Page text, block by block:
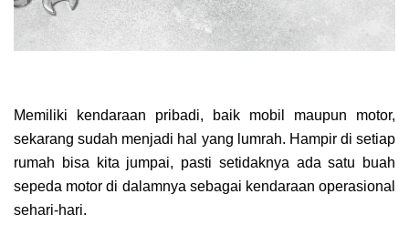
Memiliki kendaraan pribadi, baik mobil maupun motor,
sekarang sudah menjadi hal yang lumrah. Hampir di setiap
rumah bisa kita jumpai, pasti setidaknya ada satu buah
sepeda motor di dalamnya sebagai kendaraan operasional
sehari-hari.